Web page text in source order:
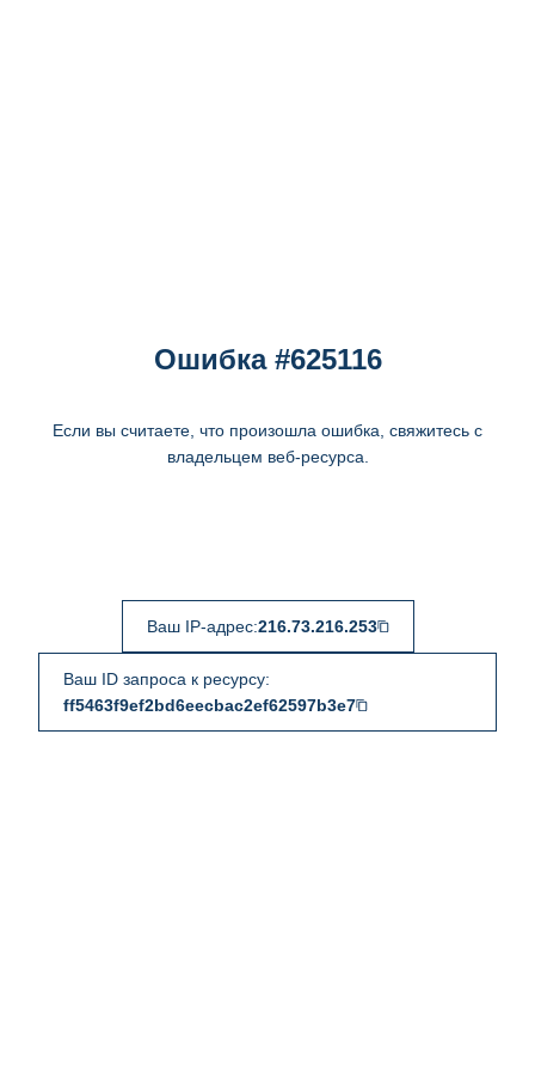
Ошибка #625116
Если вы считаете, что произошла ошибка, свяжитесь с
владельцем веб-ресурса.
Ваш IP-адрес:216.73.216.253
Ваш ID запроса к ресурсу:
ff5463f9ef2bd6eecbac2ef62597b3e7